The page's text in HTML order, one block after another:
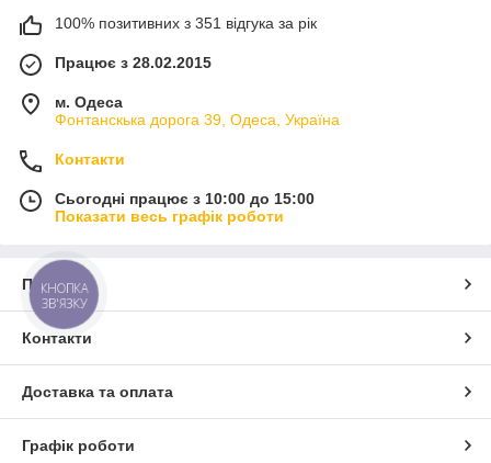
100% позитивних з 351 відгука за рік
Працює з 28.02.2015
м. Одеса
Фонтанскька дорога 39, Одеса, Україна
Контакти
Сьогодні працює з 10:00 до 15:00
Показати весь графік роботи
Про нас
Контакти
Доставка та оплата
Графік роботи
КНОПКА
ЗВ'ЯЗКУ